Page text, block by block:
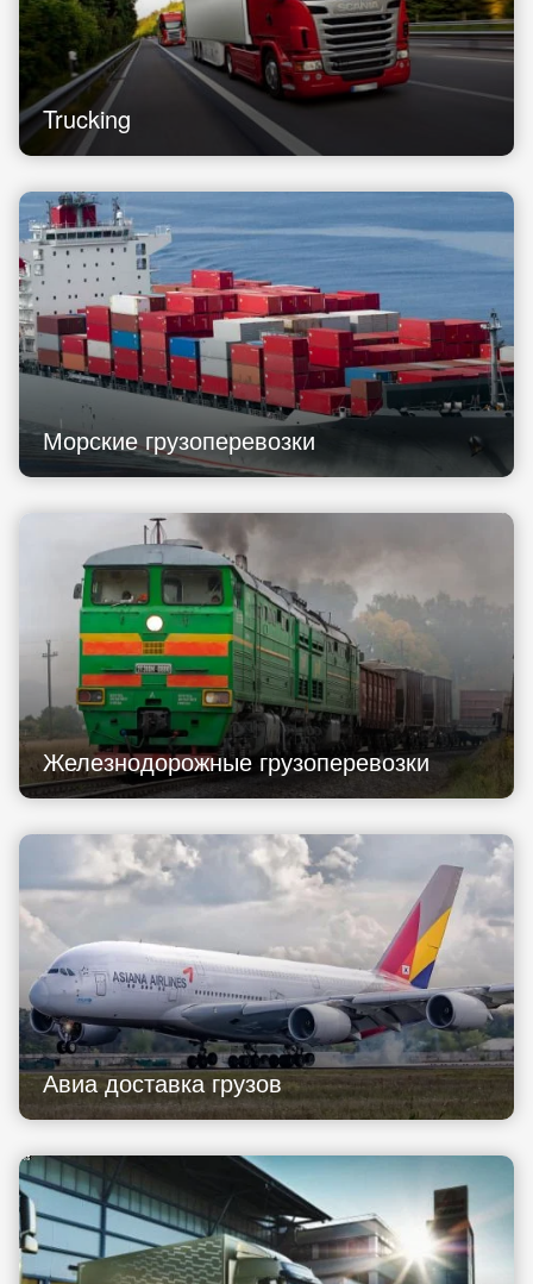
Trucking
Морские грузоперевозки
Железнодорожные грузоперевозки
Авиа доставка грузов